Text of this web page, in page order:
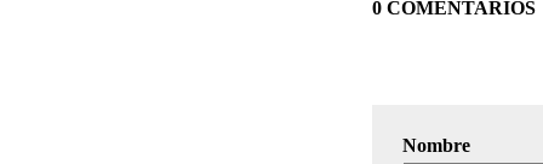
0 COMENTARIOS
Nombre